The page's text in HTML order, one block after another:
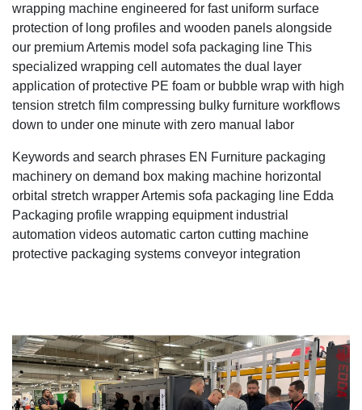
wrapping machine engineered for fast uniform surface
protection of long profiles and wooden panels alongside
our premium Artemis model sofa packaging line This
specialized wrapping cell automates the dual layer
application of protective PE foam or bubble wrap with high
tension stretch film compressing bulky furniture workflows
down to under one minute with zero manual labor
Keywords and search phrases EN Furniture packaging
machinery on demand box making machine horizontal
orbital stretch wrapper Artemis sofa packaging line Edda
Packaging profile wrapping equipment industrial
automation videos automatic carton cutting machine
protective packaging systems conveyor integration